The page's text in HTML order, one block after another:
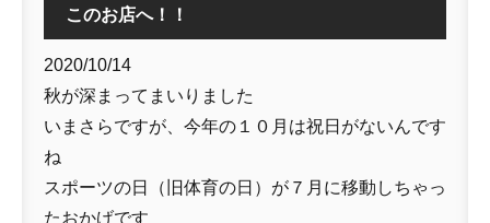
このお店へ！！
2020/10/14
秋が深まってまいりました
いまさらですが、今年の１０月は祝日がないんです
ね
スポーツの日（旧体育の日）が７月に移動しちゃっ
たおかげです